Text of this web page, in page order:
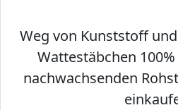
Weg von Kunststoff
Wattestäbchen
nachwachsenden